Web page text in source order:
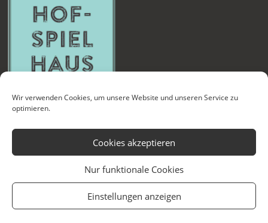
Wir verwenden Cookies, um unsere Website und unseren Service zu
optimieren.
Cookies akzeptieren
Nur funktionale Cookies
Einstellungen anzeigen
Kontakt Newsletter Datenschutzerklärung Impressum
Cookie-Richtlinie (EU) Technische Betreuung